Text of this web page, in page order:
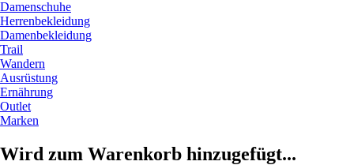
Damenschuhe
Herrenbekleidung
Damenbekleidung
Trail
Wandern
Ausrüstung
Ernährung
Outlet
Marken
Wird zum Warenkorb hinzugefügt...